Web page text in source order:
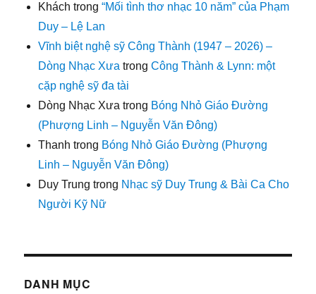
Khách trong“Mối tình thơ nhạc 10 năm” của Phạm
Duy – Lệ Lan
Vĩnh biệt nghệ sỹ Công Thành (1947 – 2026) –
Dòng Nhạc Xưa trongCông Thành & Lynn: một
cặp nghệ sỹ đa tài
Dòng Nhạc Xưa trong Bóng Nhỏ Giáo Đường
(Phượng Linh – Nguyễn Văn Đông)
Thanh trong Bóng Nhỏ Giáo Đường (Phượng
Linh – Nguyễn Văn Đông)
Duy Trung trong Nhạc sỹ Duy Trung & Bài Ca Cho
Người Kỹ Nữ
DANH MỤC